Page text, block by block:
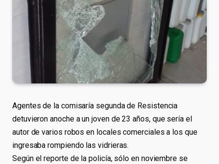
Agentes de la comisaría segunda de Resistencia
detuvieron anoche a un joven de 23 años, que sería el
autor de varios robos en locales comerciales a los que
ingresaba rompiendo las vidrieras.
Según el reporte de la policía, sólo en noviembre se